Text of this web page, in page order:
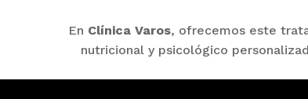
En Clínica Varos, ofrecemos este
nutricional y psicológico